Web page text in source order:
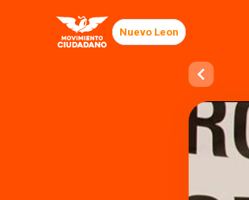
Nuevo Leon